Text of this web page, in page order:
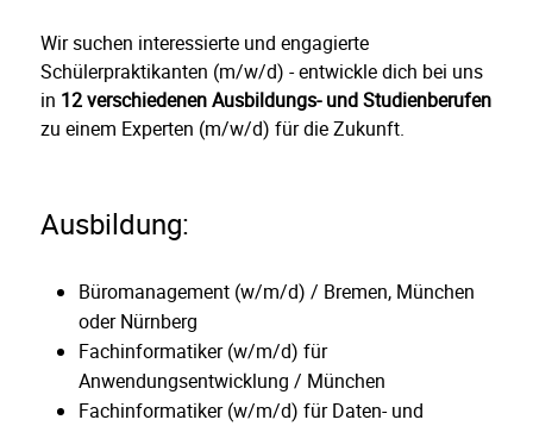
Wir suchen interessierte und engagierte
Schülerpraktikanten (m/w/d) - entwickle dich bei uns
in 12 verschiedenen Ausbildungs- und Studienberufen
zu einem Experten (m/w/d) für die Zukunft.
Ausbildung:
Büromanagement (w/m/d) / Bremen, München
oder Nürnberg
Fachinformatiker (w/m/d) für
Anwendungsentwicklung / München
Fachinformatiker (w/m/d) für Daten- und